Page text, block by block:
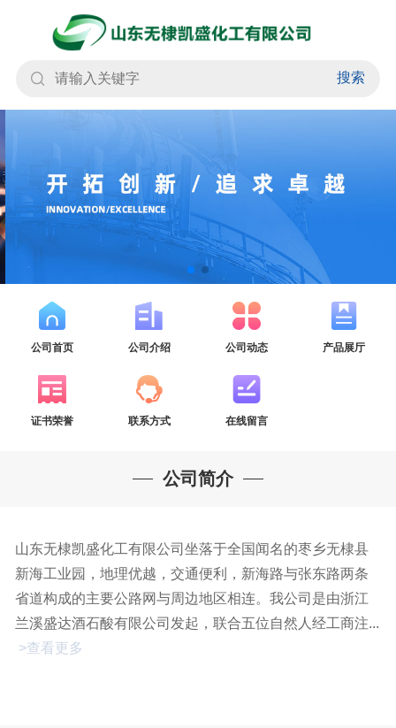
搜索
公司首页 公司介绍 公司动态 产品展厅
证书荣誉 联系方式 在线留言
公司简介
山东无棣凯盛化工有限公司坐落于全国闻名的枣乡无棣县
新海工业园，地理优越，交通便利，新海路与张东路两条
省道构成的主要公路网与周边地区相连。我公司是由浙江
兰溪盛达酒石酸有限公司发起，联合五位自然人经工商注...
>查看更多